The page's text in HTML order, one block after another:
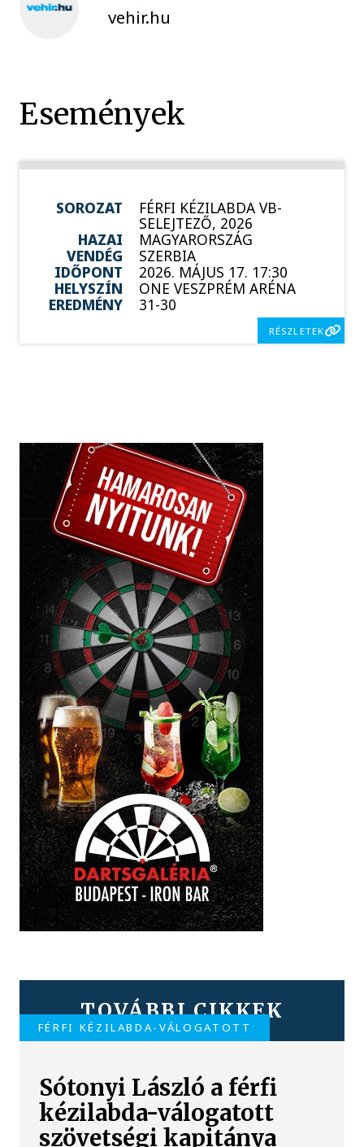
vehir.hu
Események
SOROZAT FÉRFI KÉZILABDA VB-
SELEJTEZŐ, 2026
HAZAI
MAGYARORSZÁG
VENDÉG
SZERBIA
IDŐPONT
2026. MÁJUS 17. 17:30
HELYSZÍN
ONE VESZPRÉM ARÉNA
EREDMÉNY
31-30
RÉSZLETEK
TOVÁBBI CIKKEK
FÉRFI KÉZILABDA-VÁLOGATOTT
Sótonyi László a férfi
kézilabda-válogatott
szövetségi kapitánya